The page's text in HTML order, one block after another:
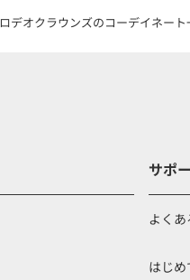
ロデオクラウンズのコーデイネート
サポ
よく
はじ